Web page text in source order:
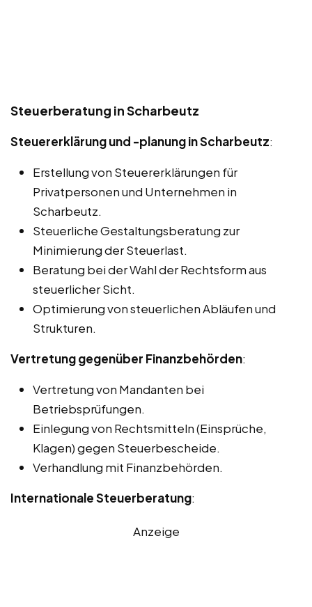
Steuerberatung in Scharbeutz
Steuererklärung und -planung in Scharbeutz:
Erstellung von Steuererklärungen für
Privatpersonen und Unternehmen in
Scharbeutz.
Steuerliche Gestaltungsberatung zur
Minimierung der Steuerlast.
Beratung bei der Wahl der Rechtsform aus
steuerlicher Sicht.
Optimierung von steuerlichen Abläufen und
Strukturen.
Vertretung gegenüber Finanzbehörden:
Vertretung von Mandanten bei
Betriebsprüfungen.
Einlegung von Rechtsmitteln (Einsprüche,
Klagen) gegen Steuerbescheide.
Verhandlung mit Finanzbehörden.
Internationale Steuerberatung:
Anzeige